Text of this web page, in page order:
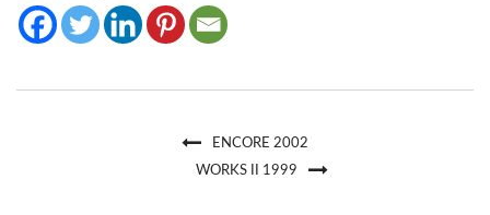
ENCORE 2002
WORKS II 1999